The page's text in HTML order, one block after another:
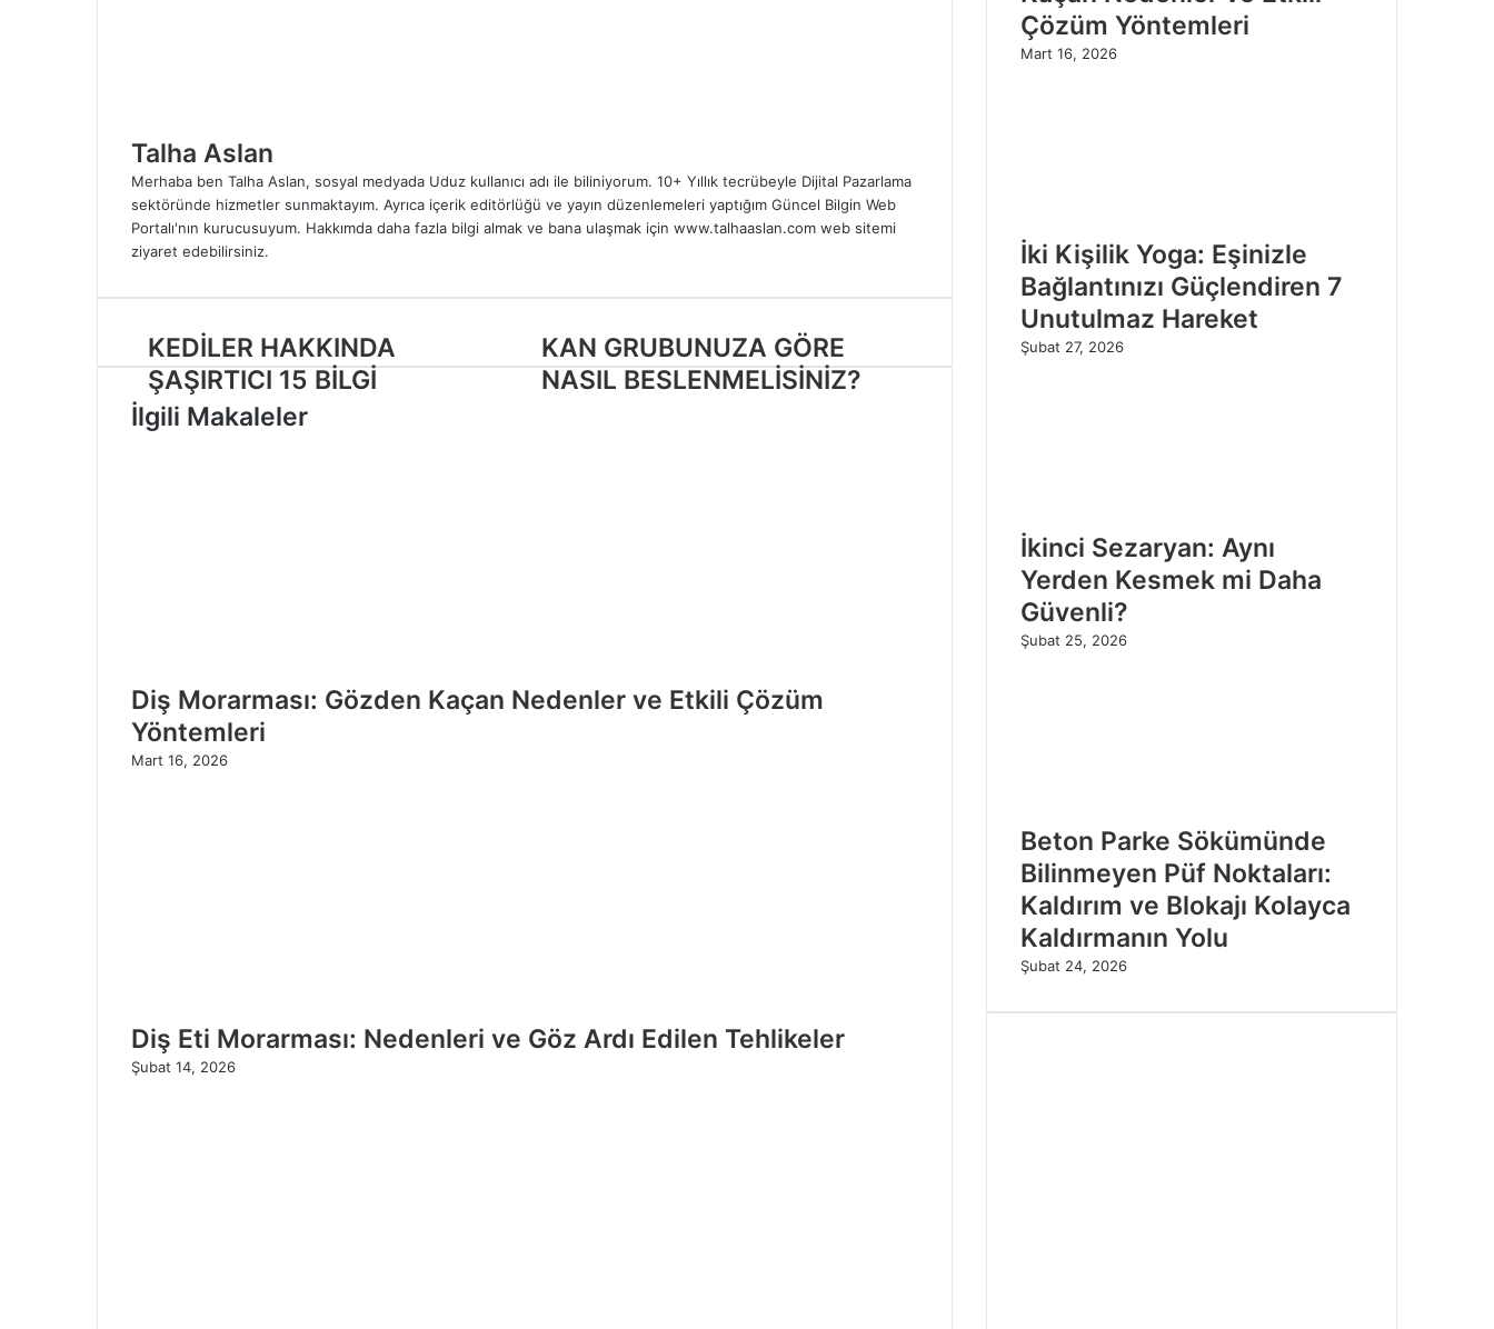
Talha Aslan
Merhaba ben Talha Aslan, sosyal medyada Uduz kullanıcı adı ile biliniyorum. 10+ Yıllık tecrübeyle Dijital Pazarlama
sektöründe hizmetler sunmaktayım. Ayrıca içerik editörlüğü ve yayın düzenlemeleri yaptığım Güncel Bilgin Web
Portalı'nın kurucusuyum. Hakkımda daha fazla bilgi almak ve bana ulaşmak için www.talhaaslan.com web sitemi
ziyaret edebilirsiniz.
e
i
n
a
KEDİLER HAKKINDA
ŞAŞIRTICI 15 BİLGİ
KAN GRUBUNUZA GÖRE
NASIL BESLENMELİSİNİZ?
İlgili Makaleler
Diş Morarması: Gözden Kaçan Nedenler ve Etkili Çözüm
Yöntemleri
Mart 16, 2026
Diş Eti Morarması: Nedenleri ve Göz Ardı Edilen Tehlikeler
Şubat 14, 2026
Çözüm Yöntemleri
Mart 16, 2026
İki Kişilik Yoga: Eşinizle
Bağlantınızı Güçlendiren 7
Unutulmaz Hareket
Şubat 27, 2026
İkinci Sezaryan: Aynı
Yerden Kesmek mi Daha
Güvenli?
Şubat 25, 2026
Beton Parke Sökümünde
Bilinmeyen Püf Noktaları:
Kaldırım ve Blokajı Kolayca
Kaldırmanın Yolu
Şubat 24, 2026